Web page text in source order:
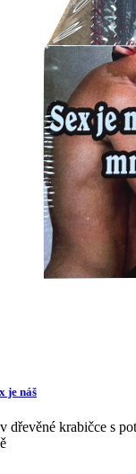
je náš
dřevěné krabičce s